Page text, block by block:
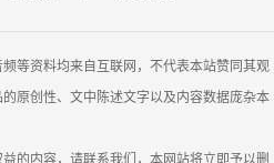
等资料均来自互联网，不代表本站赞同其观
原创性、文中陈述文字以及内容数据庞杂本
的内容，请联系我们，本网站将立即予以删